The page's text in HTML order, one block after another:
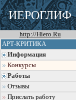
ИЕРОГЛИФ
http://Hiero.Ru
АРТ-КРИТИКА
Информация
Конкурсы
Работы
Отзывы
Прислать работу